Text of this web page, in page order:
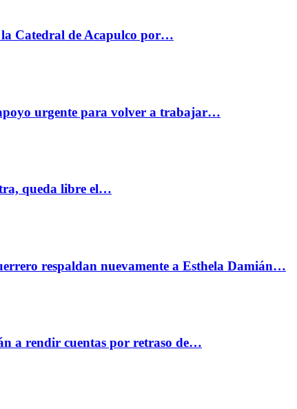
Catedral de Acapulco por…
urgente para volver a trabajar…
queda libre el…
respaldan nuevamente a Esthela Damián…
a rendir cuentas por retraso de…